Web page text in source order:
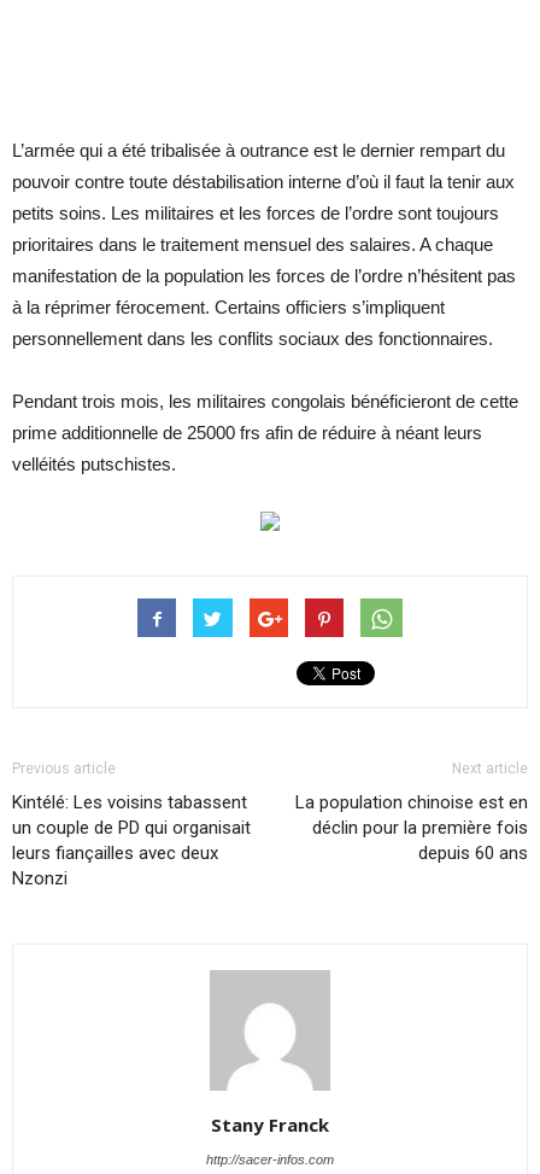
L’armée qui a été tribalisée à outrance est le dernier rempart du
pouvoir contre toute déstabilisation interne d’où il faut la tenir aux
petits soins. Les militaires et les forces de l’ordre sont toujours
prioritaires dans le traitement mensuel des salaires. A chaque
manifestation de la population les forces de l’ordre n’hésitent pas
à la réprimer férocement. Certains officiers s’impliquent
personnellement dans les conflits sociaux des fonctionnaires.
Pendant trois mois, les militaires congolais bénéficieront de cette
prime additionnelle de 25000 frs afin de réduire à néant leurs
velléités putschistes.
Previous article
Kintélé: Les voisins tabassent
un couple de PD qui organisait
leurs fiançailles avec deux
Nzonzi
Next article
La population chinoise est en
déclin pour la première fois
depuis 60 ans
Stany Franck
http://sacer-infos.com